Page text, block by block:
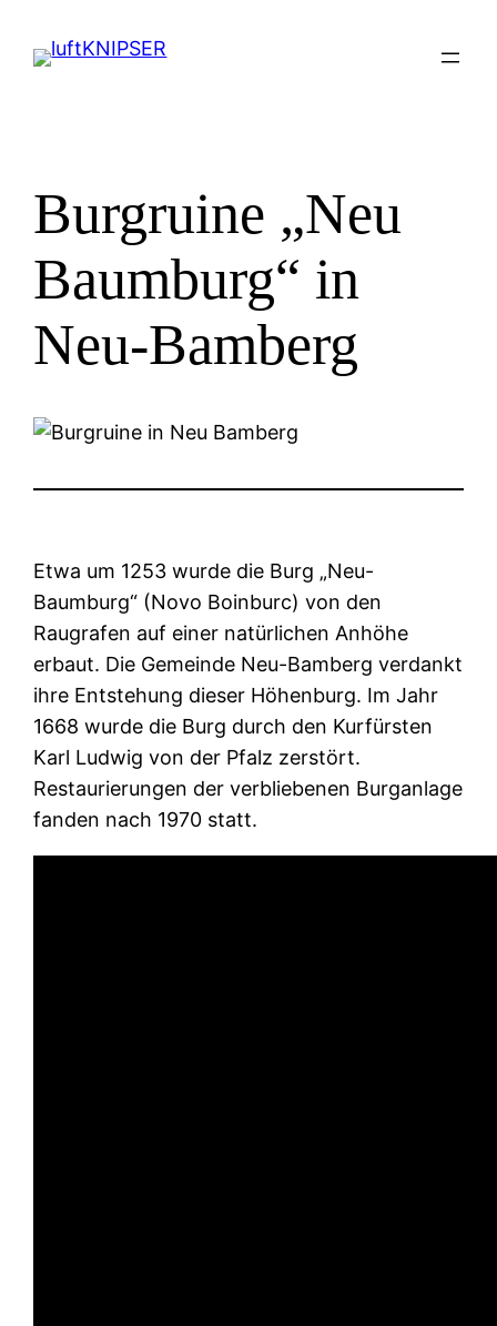
Inhalt
Burgruine „Neu
Baumburg“ in
Neu-Bamberg
Etwa um 1253 wurde die Burg „Neu-
Baumburg“ (Novo Boinburc) von den
Raugrafen auf einer natürlichen Anhöhe
erbaut. Die Gemeinde Neu-Bamberg verdankt
ihre Entstehung dieser Höhenburg. Im Jahr
1668 wurde die Burg durch den Kurfürsten
Karl Ludwig von der Pfalz zerstört.
Restaurierungen der verbliebenen Burganlage
fanden nach 1970 statt.